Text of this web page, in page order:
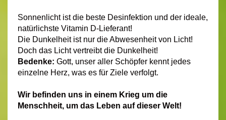
Sonnenlicht ist die beste Desinfektion und der ideale,
natürlichste Vitamin D-Lieferant!
Die Dunkelheit ist nur die Abwesenheit von Licht!
Doch das Licht vertreibt die Dunkelheit!
Bedenke: Gott, unser aller Schöpfer kennt jedes
einzelne Herz, was es für Ziele verfolgt.
Wir befinden uns in einem Krieg um die
Menschheit, um das Leben auf dieser Welt!